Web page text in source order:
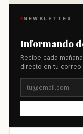
NEWSLETTER
Informando
Recibe cada
directo en tu correo.